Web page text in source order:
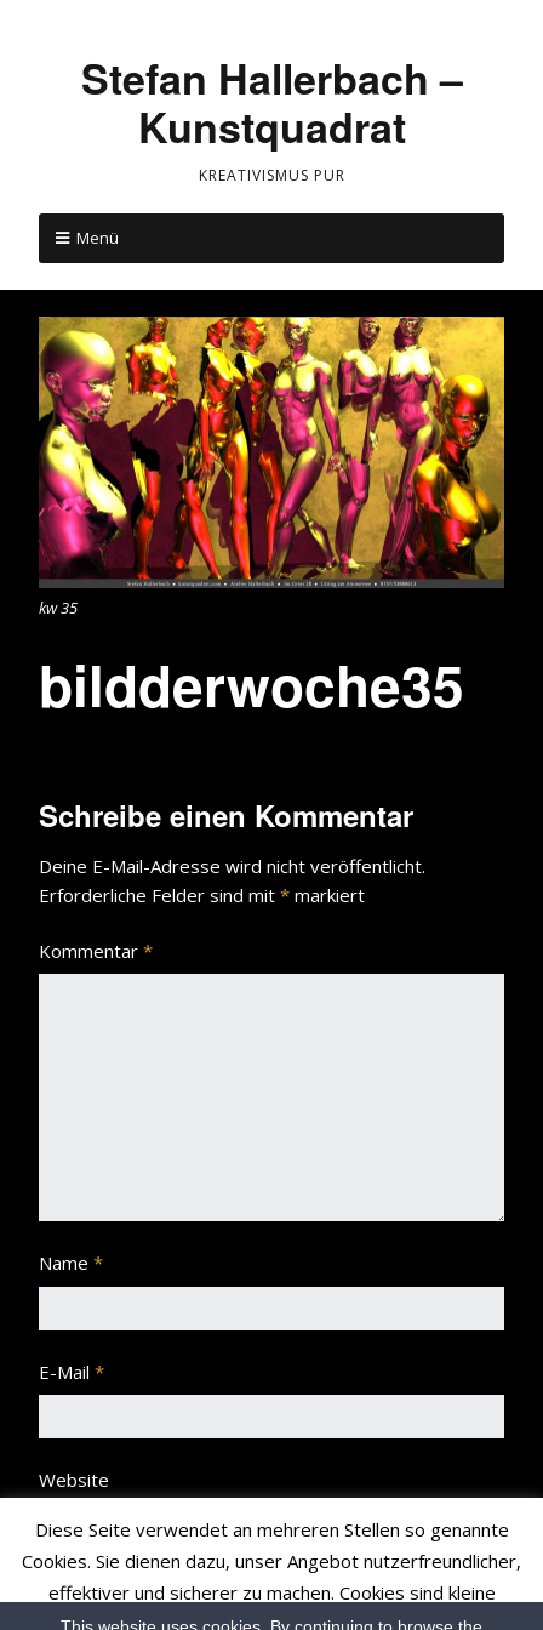
Stefan Hallerbach –
Kunstquadrat
KREATIVISMUS PUR
Menü
kw 35
bildderwoche35
Schreibe einen Kommentar
Deine E-Mail-Adresse wird nicht veröffentlicht.
Erforderliche Felder sind mit * markiert
Kommentar *
Name *
E-Mail *
Website
This website uses cookies. By continuing to browse the
Diese Seite verwendet an mehreren Stellen so genannte
Cookies. Sie dienen dazu, unser Angebot nutzerfreundlicher,
effektiver und sicherer zu machen. Cookies sind kleine
Textdateien, die Ihr Browser speichert und richten auf Ihrem